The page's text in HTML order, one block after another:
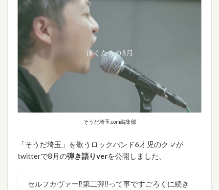
募集！
運営団体
そうだ埼玉.com編集部
「そうだ埼玉」を歌うロックバンド6才児のクマが
twitterで8月の弾き語りverを公開しました。
セルフカヴァー⁉第二弾‼って事ですごろくに続き